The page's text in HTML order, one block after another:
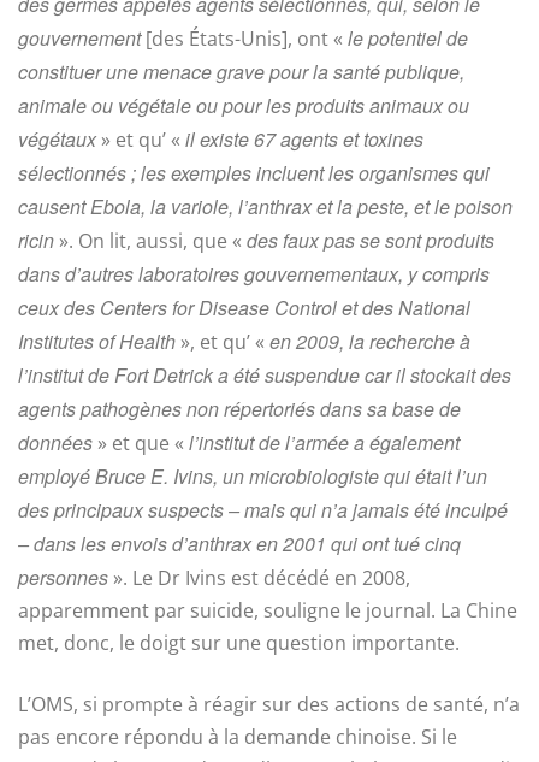
gouvernement[des États-Unis], ont « le potentiel de
constituer une menace grave pour la santé publique,
animale ou végétale ou pour les produits animaux ou
végétaux » et qu’ « il existe 67 agents et toxines
sélectionnés ; les exemples incluent les organismes qui
causent Ebola, la variole, l’anthrax et la peste, et le poison
ricin ». On lit, aussi, que « des faux pas se sont produits
dans d’autres laboratoires gouvernementaux, y compris
ceux des Centers for Disease Control et des National
Institutes of Health », et qu’ « en 2009, la recherche à
l’institut de Fort Detrick a été suspendue car il stockait des
agents pathogènes non répertoriés dans sa base de
données » et que « l’institut de l’armée a également
employé Bruce E. Ivins, un microbiologiste qui était l’un
des principaux suspects – mais qui n’a jamais été inculpé
– dans les envois d’anthrax en 2001 qui ont tué cinq
personnes ». Le Dr Ivins est décédé en 2008,
apparemment par suicide, souligne le journal. La Chine
met, donc, le doigt sur une question importante.
L’OMS, si prompte à réagir sur des actions de santé, n’a
pas encore répondu à la demande chinoise. Si le